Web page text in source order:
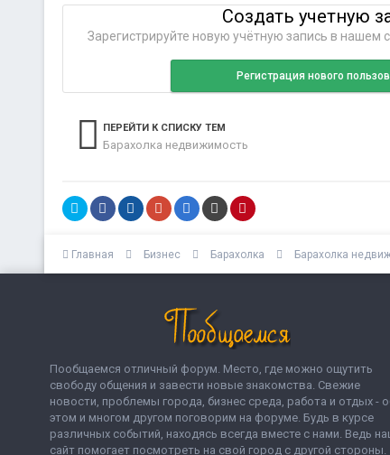
Создать учетную
Зарегистрируйте новую учётную запись в нашем
Регистрация нового
ПЕРЕЙТИ К СПИСКУ ТЕМ
Барахолка недвижимость
Главная Бизнес Барахолка Барахолка
Пообщаемся отличный форум. Место, где можно ощутить
свободу общения и завести новые знакомства. Свежие
новости, проблемы города, бизнес среда, работа и отдых -
этом и многом другом поговорим на форуме. Будь в курсе
различных событий, находясь всегда вместе с нами. Ведь
сайт помогает посмотреть на свой город с другой стороны.